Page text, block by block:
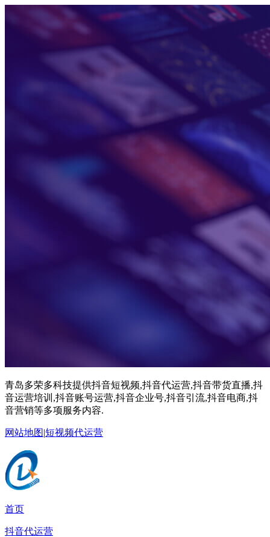
青岛多荣多科技提供抖音短视频,抖音代运营,抖音带货直播,抖
音运营培训,抖音账号运营,抖音企业号,抖音引流,抖音电商,抖
音营销等多项服务内容.
网站地图|短视频代运营
首页
抖音代运营